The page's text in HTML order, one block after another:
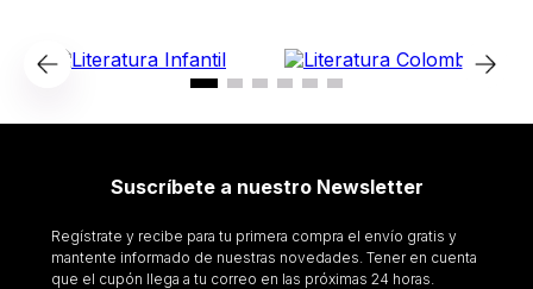
Suscríbete a nuestro Newsletter
Regístrate y recibe para tu primera compra el envío gratis y
mantente informado de nuestras novedades. Tener en cuenta
que el cupón llega a tu correo en las próximas 24 horas.